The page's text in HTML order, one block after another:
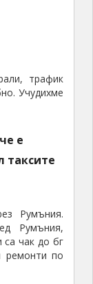
трафик
Учудихме
е
таксите
Румъния.
Румъния,
чак до бг
ремонти по